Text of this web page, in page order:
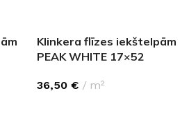
Klinkera flīzes iekštelpām
PEAK WHITE 17×52
36,50 € m²